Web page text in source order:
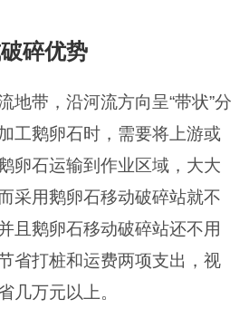
碎优势
地带，沿河流方向呈“带状”分
工鹅卵石时，需要将上游或
卵石运输到作业区域，大大
采用鹅卵石移动破碎站就不
且鹅卵石移动破碎站还不用
省打桩和运费两项支出，视
几万元以上。